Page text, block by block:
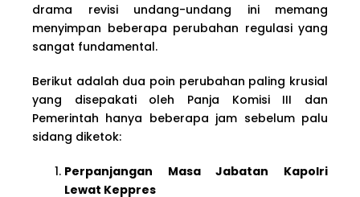
drama revisi undang-undang ini memang
menyimpan beberapa perubahan regulasi yang
sangat fundamental.
Berikut adalah dua poin perubahan paling krusial
yang disepakati oleh Panja Komisi III dan
Pemerintah hanya beberapa jam sebelum palu
sidang diketok:
Perpanjangan Masa Jabatan Kapolri
Lewat Keppres